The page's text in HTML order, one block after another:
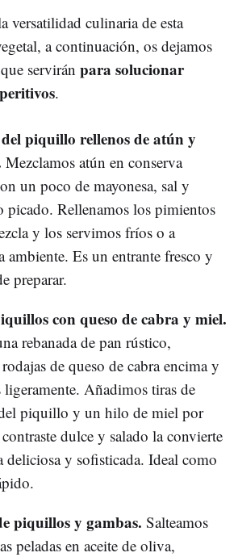
versatilidad culinaria de esta
a continuación, os dejamos
servirán para solucionar
.
piquillo rellenos de atún y
Mezclamos atún en conserva
un poco de mayonesa, sal y
picado. Rellenamos los pimientos
y los servimos fríos o a
ambiente. Es un entrante fresco y
preparar.
con queso de cabra y miel.
rebanada de pan rústico,
de queso de cabra encima y
ligeramente. Añadimos tiras de
piquillo y un hilo de miel por
dulce y salado la convierte
deliciosa y sofisticada. Ideal como
piquillos y gambas. Salteamos
peladas en aceite de oliva,